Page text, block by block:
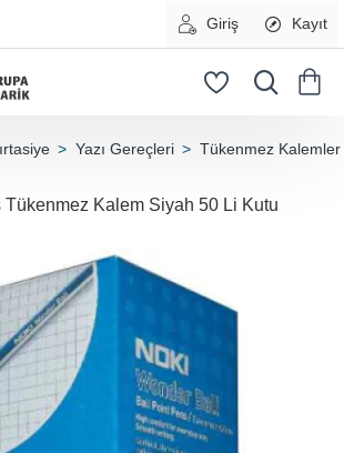
Giriş Kayıt
Yazı Gereçleri Tükenmez Kalemler
Tükenmez Kalem Siyah 50 Li Kutu